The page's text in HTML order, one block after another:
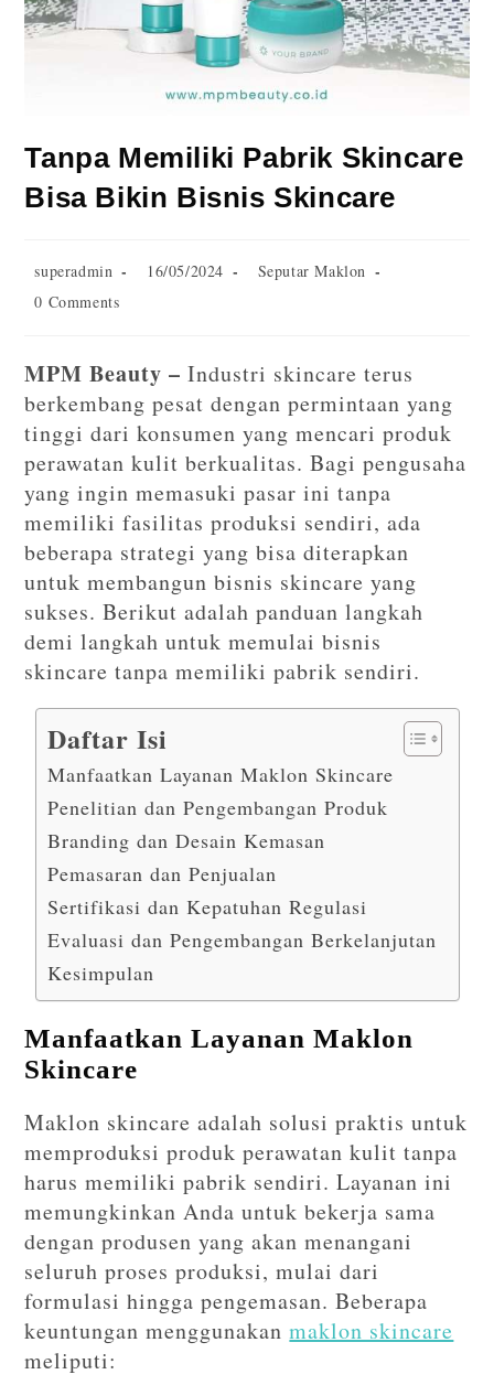
Tanpa Memiliki Pabrik Skincare
Bisa Bikin Bisnis Skincare
superadmin 16/05/2024
Seputar Maklon
0 Comments
MPM Beauty – Industri skincare terus
berkembang pesat dengan permintaan yang
tinggi dari konsumen yang mencari produk
perawatan kulit berkualitas. Bagi pengusaha
yang ingin memasuki pasar ini tanpa
memiliki fasilitas produksi sendiri, ada
beberapa strategi yang bisa diterapkan
untuk membangun bisnis skincare yang
sukses. Berikut adalah panduan langkah
demi langkah untuk memulai bisnis
skincare tanpa memiliki pabrik sendiri.
Daftar Isi
Manfaatkan Layanan Maklon Skincare
Penelitian dan Pengembangan Produk
Branding dan Desain Kemasan
Pemasaran dan Penjualan
Sertifikasi dan Kepatuhan Regulasi
Evaluasi dan Pengembangan Berkelanjutan
Kesimpulan
Manfaatkan Layanan Maklon
Skincare
Maklon skincare adalah solusi praktis untuk
memproduksi produk perawatan kulit tanpa
harus memiliki pabrik sendiri. Layanan ini
memungkinkan Anda untuk bekerja sama
dengan produsen yang akan menangani
seluruh proses produksi, mulai dari
formulasi hingga pengemasan. Beberapa
keuntungan menggunakanmaklon skincare
meliputi: